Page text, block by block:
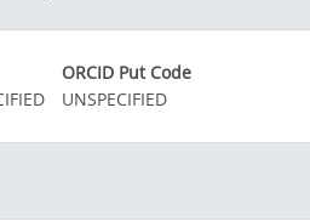
ORCID Put Code
UNSPECIFIED